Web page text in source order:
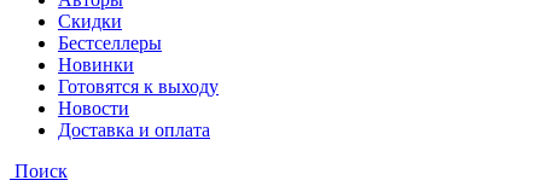
Скидки
Бестселлеры
Новинки
Готовятся к выходу
Новости
Доставка и оплата
Поиск